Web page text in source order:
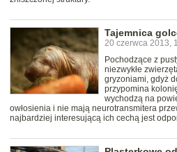
Tajemnica
20 czerwca 2013,
Pochodzące z
niezwykłe
gryzoniami, gdyż
przypomina
wychodzą na
owłosienia i nie mają neurotransmitera
najbardziej interesującą ich cechą jest